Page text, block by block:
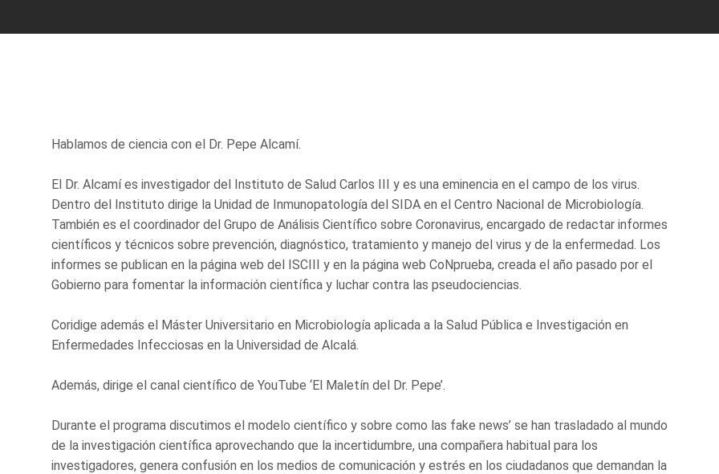
Hablamos de ciencia con el Dr. Pepe Alcamí.
El Dr. Alcamí es investigador del Instituto de Salud Carlos III y es una eminencia en el campo de los virus.
Dentro del Instituto dirige la Unidad de Inmunopatología del SIDA en el Centro Nacional de Microbiología.
También es el coordinador del Grupo de Análisis Científico sobre Coronavirus, encargado de redactar informes
científicos y técnicos sobre prevención, diagnóstico, tratamiento y manejo del virus y de la enfermedad. Los
informes se publican en la página web del ISCIII y en la página web CoNprueba, creada el año pasado por el
Gobierno para fomentar la información científica y luchar contra las pseudociencias.
Coridige además el Máster Universitario en Microbiología aplicada a la Salud Pública e Investigación en
Enfermedades Infecciosas en la Universidad de Alcalá.
Además, dirige el canal científico de YouTube ‘El Maletín del Dr. Pepe’.
Durante el programa discutimos el modelo científico y sobre como las fake news’ se han trasladado al mundo
de la investigación científica aprovechando que la incertidumbre, una compañera habitual para los
investigadores, genera confusión en los medios de comunicación y estrés en los ciudadanos que demandan la